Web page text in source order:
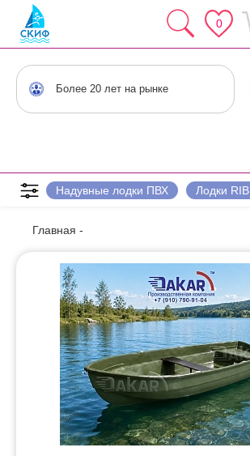
0
Более 20 лет на рынке
Надувные лодки ПВХ Лодки RIB
Главная -